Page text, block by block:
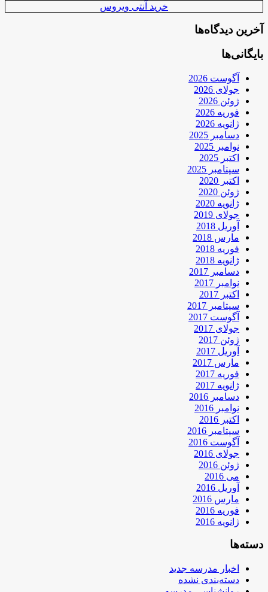
خرید آنتی ویروس
آخرین دیدگاه‌ها
بایگانی‌ها
آگوست 2026
جولای 2026
ژوئن 2026
فوریه 2026
ژانویه 2026
دسامبر 2025
نوامبر 2025
اکتبر 2025
سپتامبر 2025
اکتبر 2020
ژوئن 2020
ژانویه 2020
جولای 2019
آوریل 2018
مارس 2018
فوریه 2018
ژانویه 2018
دسامبر 2017
نوامبر 2017
اکتبر 2017
سپتامبر 2017
آگوست 2017
جولای 2017
ژوئن 2017
آوریل 2017
مارس 2017
فوریه 2017
ژانویه 2017
دسامبر 2016
نوامبر 2016
اکتبر 2016
سپتامبر 2016
آگوست 2016
جولای 2016
ژوئن 2016
می 2016
آوریل 2016
مارس 2016
فوریه 2016
ژانویه 2016
دسته‌ها
اخبار مدرسه جدید
دسته‌بندی نشده